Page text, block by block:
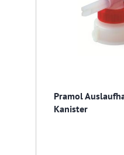
Pramol
Kanister